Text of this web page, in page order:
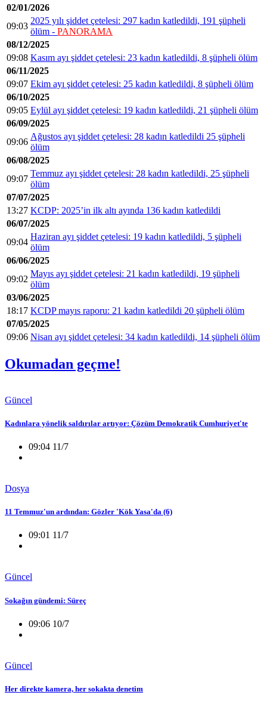
02/01/2026
09:03
2025 yılı şiddet çetelesi: 297 kadın katledildi, 191 şüpheli
ölüm - PANORAMA
08/12/2025
09:08 Kasım ayı şiddet çetelesi: 23 kadın katledildi, 8 şüpheli ölüm
06/11/2025
09:07 Ekim ayı şiddet çetelesi: 25 kadın katledildi, 8 şüpheli ölüm
06/10/2025
09:05 Eylül ayı şiddet çetelesi: 19 kadın katledildi, 21 şüpheli ölüm
06/09/2025
09:06
Ağustos ayı şiddet çetelesi: 28 kadın katledildi 25 şüpheli
ölüm
06/08/2025
09:07
Temmuz ayı şiddet çetelesi: 28 kadın katledildi, 25 şüpheli
ölüm
07/07/2025
13:27 KCDP: 2025’in ilk altı ayında 136 kadın katledildi
06/07/2025
09:04
Haziran ayı şiddet çetelesi: 19 kadın katledildi, 5 şüpheli
ölüm
06/06/2025
09:02
Mayıs ayı şiddet çetelesi: 21 kadın katledildi, 19 şüpheli
ölüm
03/06/2025
18:17 KCDP mayıs raporu: 21 kadın katledildi 20 şüpheli ölüm
07/05/2025
09:06 Nisan ayı şiddet çetelesi: 34 kadın katledildi, 14 şüpheli ölüm
Okumadan geçme!
Güncel
Kadınlara yönelik saldırılar artıyor: Çözüm Demokratik Cumhuriyet'te
09:04 11/7
Dosya
11 Temmuz'un ardından: Gözler 'Kök Yasa'da (6)
09:01 11/7
Güncel
Sokağın gündemi: Süreç
09:06 10/7
Güncel
Her direkte kamera, her sokakta denetim